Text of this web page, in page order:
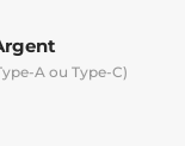
A ou Type-C)